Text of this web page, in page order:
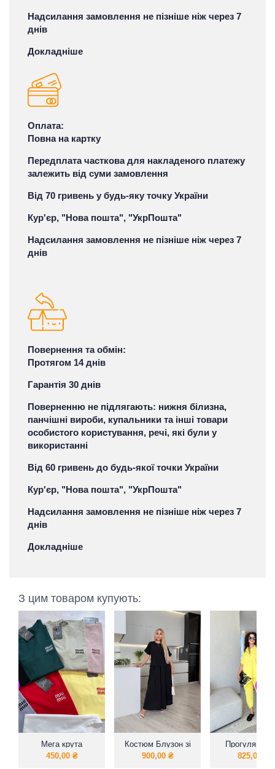
Надсилання замовлення не пізніше ніж через 7
днів
Докладніше
Оплата:
Повна на картку
Передплата часткова для накладеного платежу
залежить від суми замовлення
Від 70 гривень у будь-яку точку України
Кур'єр, "Нова пошта", "УкрПошта"
Надсилання замовлення не пізніше ніж через 7
днів
Повернення та обмін:
Протягом 14 днів
Гарантія 30 днів
Поверненню не підлягають: нижня білизна,
панчішні вироби, купальники та інші товари
особистого користування, речі, які були у
використанні
Від 60 гривень до будь-якої точки України
Кур'єр, "Нова пошта", "УкрПошта"
Надсилання замовлення не пізніше ніж через 7
днів
Докладніше
З цим товаром купують:
Мега крута
футболочка з
450,00 ₴
Костюм Блузон зі
спідницею-брюки
900,00 ₴
літній
825,00